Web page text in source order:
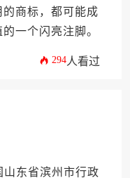
商标，都可能成
一个闪亮注脚。
294人看过
东省滨州市行政